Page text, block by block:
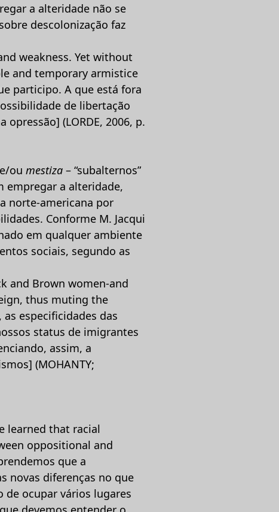
a alteridade não se
descolonização faz
weakness. Yet without
and temporary armistice
participo. A que está fora
de libertação
(LORDE, 2006, p.
ou mestiza – “subalternos”
empregar a alteridade,
norte-americana por
Conforme M. Jacqui
em qualquer ambiente
sociais, segundo as
and Brown women-and
thus muting the
especificidades das
status de imigrantes
assim, a
(MOHANTY;
learned that racial
oppositional and
que a
novas diferenças no que
de ocupar vários lugares